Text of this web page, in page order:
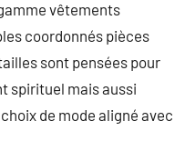
vêtements
coordonnés pièces
sont pensées pour
spirituel mais aussi
de mode aligné avec